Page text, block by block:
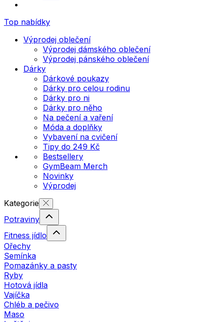
Top nabídky
Výprodej oblečení
Výprodej dámského oblečení
Výprodej pánského oblečení
Dárky
Dárkové poukazy
Dárky pro celou rodinu
Dárky pro ni
Dárky pro něho
Na pečení a vaření
Móda a doplňky
Vybavení na cvičení
Tipy do 249 Kč
Bestsellery
GymBeam Merch
Novinky
Výprodej
Kategorie
Potraviny
Fitness jídlo
Ořechy
Semínka
Pomazánky a pasty
Ryby
Hotová jídla
Vajíčka
Chléb a pečivo
Maso